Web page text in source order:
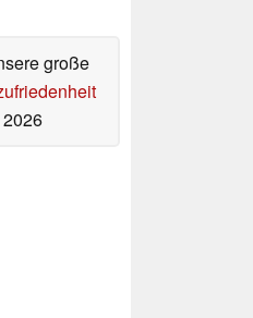
große